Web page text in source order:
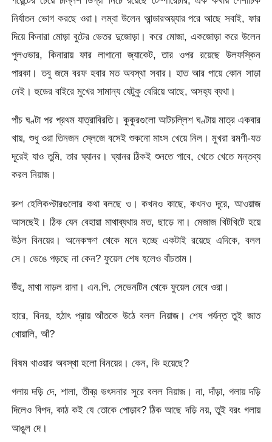
নির্যাতন ভোগ করছে ওরা। লম্বা উলেন আন্ডারঅয়্যার পরে আছে সবাই, ফার
দিয়ে কিনারা মোড়া বুটের ভেতর দুজোড়া। করে মোজা, একজোড়া করে উলেন
পুলওভার, কিনারায় ফার লাগানো জ্যাকেট, তার ওপর রয়েছে উলফস্কিন
পারকা। তবু জমে বরফ হবার মত অবস্থা সবার। হাত আর পায়ে কোন সাড়া
নেই। হুডের বাইরে মুখের সামান্য যেটুকু বেরিয়ে আছে, অসহ্য ব্যথা।
পাঁচ ঘণ্টা পর প্রথম যাত্রাবিরতি। কুকুরগুলো আটচল্লিশ ঘণ্টায় মাত্র একবার
খায়, শুধু ওরা তিনজন স্লেজে বসেই শুকনো মাংস খেয়ে নিল। মুখরা রমণী-যত
দূরেই যাও তুমি, তার ঘ্যানর। ঘ্যানর ঠিকই শুনতে পাবে, খেতে খেতে মন্তব্য
করল নিয়াজ।
রুশ হেলিকপ্টারগুলোর কথা বলছে ও। কখনও কাছে, কখনও দূরে, আওয়াজ
আসছেই। ঠিক যেন বেহায়া মাথাব্যথার মত, ছাড়ে না। মেজাজ খিটখিটে হয়ে
উঠল বিনয়ের। অনেকক্ষণ থেকে মনে হচ্ছে একটাই রয়েছে এদিকে, বলল
সে। ভেঙে পড়ছে না কেন? ফুয়েল শেষ হলেও বাঁচতাম।
উঁহু, মাথা নাড়ল রানা। এন.পি. সেভেনটিন থেকে ফুয়েল নেবে ওরা।
হারে, বিনয়, হঠাৎ প্রায় আঁতকে উঠে বলল নিয়াজ। শেষ পর্যন্ত তুই জাত
খোয়ালি, আঁ?
বিষম খাওয়ার অবস্থা হলো বিনয়ের। কেন, কি হয়েছে?
গলায় দড়ি দে, শালা, তীব্র ভৎসনার সুরে বলল নিয়াজ। না, দাঁড়া, গলায় দড়ি
দিলেও বিপদ, কাঠ কই যে তোকে পোড়াব? ঠিক আছে দড়ি নয়, তুই বরং গলায়
আঙুল দে।